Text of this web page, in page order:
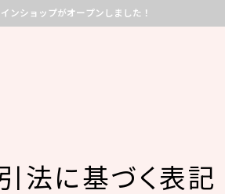
ンショップがオープンしました！
法に基づく表記